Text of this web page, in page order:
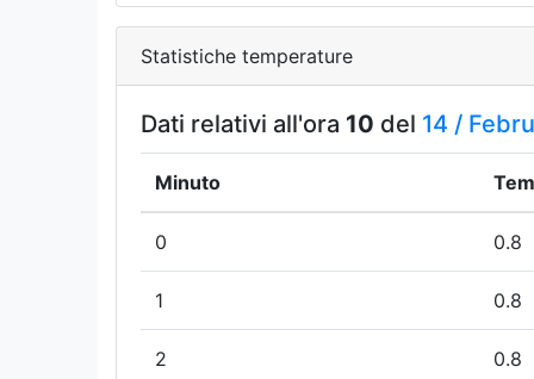
Statistiche temperature
Dati relativi all'ora 10 del 14 /
Minuto
0 0.8
1 0.8
2 0.8